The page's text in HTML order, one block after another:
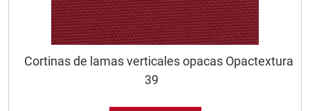
Cortinas de lamas verticales opacas Opactextura
39